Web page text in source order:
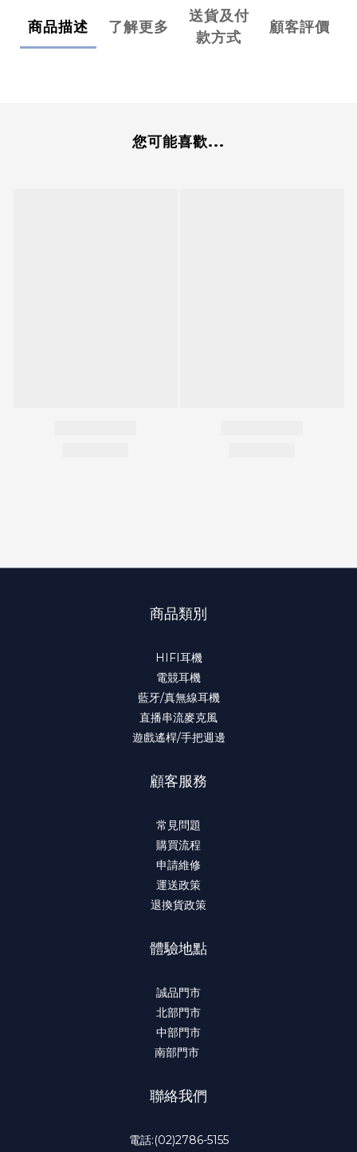
商品描述 了解更多
送貨及付
款方式
顧客評價
您可能喜歡...
商品類別
HIFI耳機
電競耳機
藍牙/真無線耳機
直播串流麥克風
遊戲遙桿/手把週邊
顧客服務
常見問題
購買流程
申請維修
運送政策
退換貨政策
體驗地點
誠品門市
北部門市
中部門市
南部門市
聯絡我們
電話:(02)2786-5155